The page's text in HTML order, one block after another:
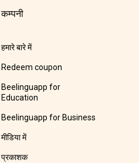
कम्पनी
हमारे बारे में
Redeem coupon
Beelinguapp for
Education
Beelinguapp for Business
मीडिया में
प्रकाशक